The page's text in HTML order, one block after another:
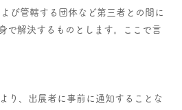
び管轄する団体など第三者との間に
で解決するものとします。ここで言
り、出展者に事前に通知することな